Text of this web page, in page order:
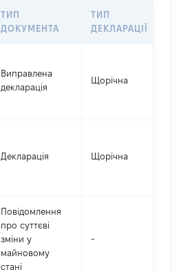
ТИП
ДОКУМЕНТА
ТИП
ДЕКЛАРАЦІЇ
Виправлена
декларація
Щорічна
Декларація Щорічна
Повідомлення
про суттєві
зміни y
майновому
стані
-